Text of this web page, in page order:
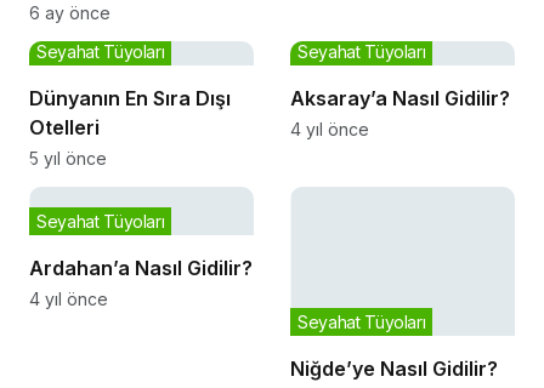
6 ay önce
Dünyanın En Sıra Dışı
Otelleri
Seyahat Tüyoları
5 yıl önce
Aksaray’a Nasıl Gidilir?
Seyahat Tüyoları
4 yıl önce
Ardahan’a Nasıl Gidilir?
Seyahat Tüyoları
4 yıl önce
Niğde’ye Nasıl Gidilir?
Seyahat Tüyoları